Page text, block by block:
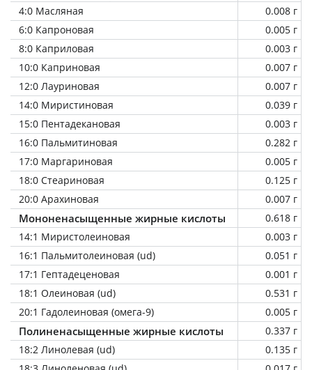
4:0 Масляная
0.008 г
6:0 Капроновая
0.005 г
8:0 Каприловая
0.003 г
10:0 Каприновая
0.007 г
12:0 Лауриновая
0.007 г
14:0 Миристиновая
0.039 г
15:0 Пентадекановая
0.003 г
16:0 Пальмитиновая
0.282 г
17:0 Маргариновая
0.005 г
18:0 Стеариновая
0.125 г
20:0 Арахиновая
0.007 г
Мононенасыщенные жирные кислоты
0.618 г
14:1 Миристолеиновая
0.003 г
16:1 Пальмитолеиновая (ud)
0.051 г
17:1 Гептадеценовая
0.001 г
18:1 Олеиновая (ud)
0.531 г
20:1 Гадолеиновая (омега-9)
0.005 г
Полиненасыщенные жирные кислоты
0.337 г
18:2 Линолевая (ud)
0.135 г